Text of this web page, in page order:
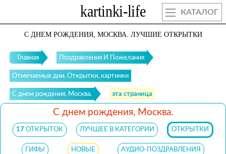
КАТАЛОГ
С ДНЕМ РОЖДЕНИЯ, МОСКВА. ЛУЧШИЕ ОТКРЫТКИ
Главная Поздравления И Пожелания
Отмечаемые дни. Открытки, картинки
С днем рождения, Москва. эта страница
С днем рождения, Москва.
17 ОТКРЫТОК ЛУЧШЕЕ В КАТЕГОРИИ ОТКРЫТКИ
ГИФЫ НОВЫЕ АУДИО-ПОЗДРАВЛЕНИЯ